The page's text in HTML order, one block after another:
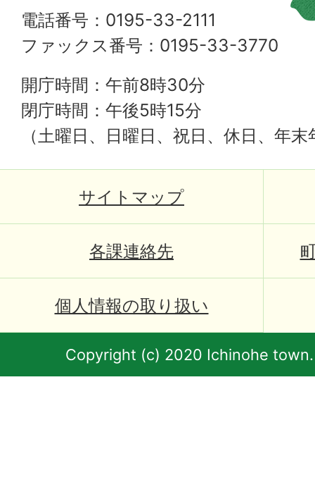
電話番号：0195-33-2111
ファックス番号：0195-33-3770
開庁時間：午前8時30分
閉庁時間：午後5時15分
（土曜日、日曜日、祝日、休日、年
サイトマップ
各課連絡先
個人情報の取り扱い
Copyright (c) 2020 Ichinohe